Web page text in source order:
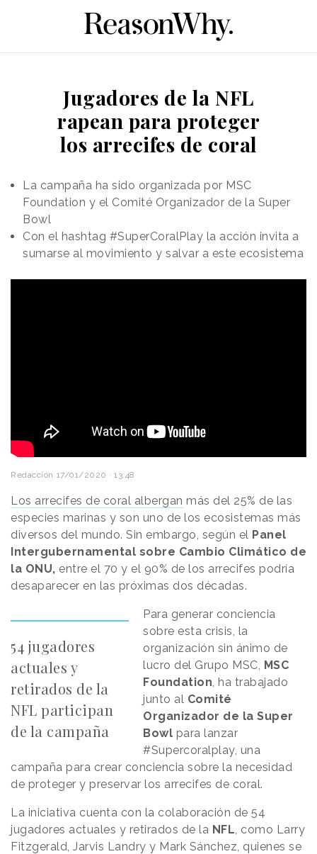
Jugadores de la NFL
rapean para proteger
los arrecifes de coral
La campaña ha sido organizada por MSC
Foundation y el Comité Organizador de la Super
Bowl
Con el hashtag #SuperCoralPlay la acción invita a
sumarse al movimiento y salvar a este ecosistema
Redacción 17/01/2020 · 13:48
Los arrecifes de coral albergan más del 25% de las
especies marinas y son uno de los ecosistemas más
diversos del mundo. Sin embargo, según el Panel
Intergubernamental sobre Cambio Climático de
la ONU, entre el 70 y el 90% de los arrecifes podría
desaparecer en las próximas dos décadas.
54 jugadores
actuales y
retirados de la
NFL participan
de la campaña
Para generar conciencia
sobre esta crisis, la
organización sin ánimo de
lucro del Grupo MSC, MSC
Foundation, ha trabajado
junto al Comité
Organizador de la Super
Bowl para lanzar
#Supercoralplay, una
campaña para crear conciencia sobre la necesidad
de proteger y preservar los arrecifes de coral.
La iniciativa cuenta con la colaboración de 54
jugadores actuales y retirados de la NFL, como Larry
Fitzgerald, Jarvis Landry y Mark Sánchez, quienes se